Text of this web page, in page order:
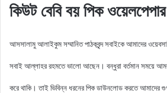
কিউট বেবি বয় পিক ওয়েলপেপার
আসসালামু আলাইকুম সম্মানিত পাঠকবৃন্দ সবাইকে আমাদের
সবাই আল্লাহর রহমতে ভালো আছেন। বন্ধুরা বর্তমান সময়ে
করে থাকি। তাই ভিবিন্ন ধরনের পিক ডাউনলোড করতে আমাদের